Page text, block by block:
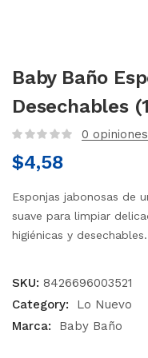
Baby Baño
Desechables
0
$4,58
Esponjas jabonosas de
suave para limpiar
higiénicas y desechables.
SKU: 8426696003521
Category:
Lo Nuevo
Marca:
Baby Baño